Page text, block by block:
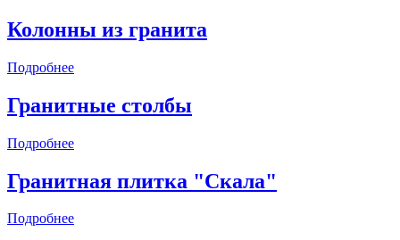
Колонны из гранита
Подробнее
Гранитные столбы
Подробнее
Гранитная плитка "Скала"
Подробнее